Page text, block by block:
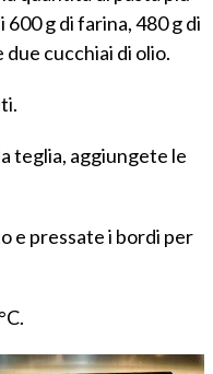
g di farina, 480 g di
due cucchiai di olio.
teglia, aggiungete le
e pressate i bordi per